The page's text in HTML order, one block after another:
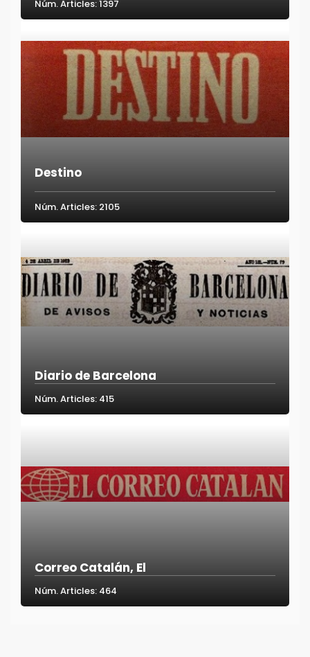
Núm. Articles: 1397
Destino
Núm. Articles: 2105
Diario de Barcelona
Núm. Articles: 415
Correo Catalán, El
Núm. Articles: 464